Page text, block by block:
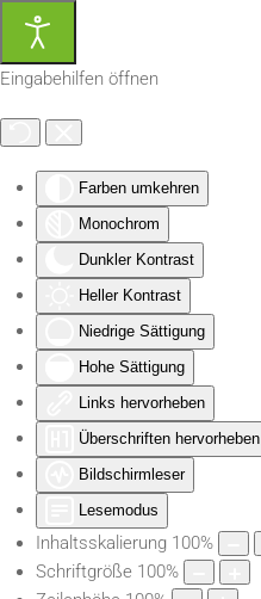
Eingabehilfen öffnen
Farben umkehren
Monochrom
Dunkler Kontrast
Heller Kontrast
Niedrige Sättigung
Hohe Sättigung
Links hervorheben
Überschriften hervorheben
Bildschirmleser
Lesemodus
Inhaltsskalierung 100%
Schriftgröße 100%
Zum Hauptinhalt springen